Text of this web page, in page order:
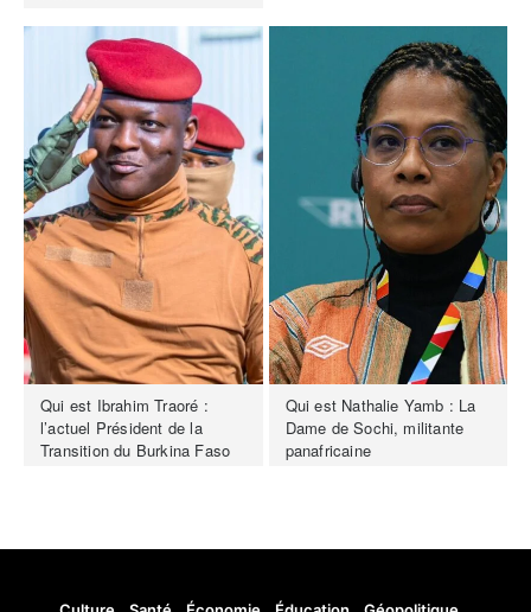
Qui est Ibrahim Traoré :
l’actuel Président de la
Transition du Burkina Faso
Qui est Nathalie Yamb : La
Dame de Sochi, militante
panafricaine